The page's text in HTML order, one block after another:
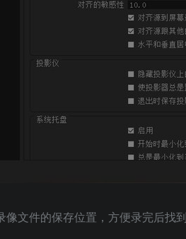
文件的保存位置，方便录完后找